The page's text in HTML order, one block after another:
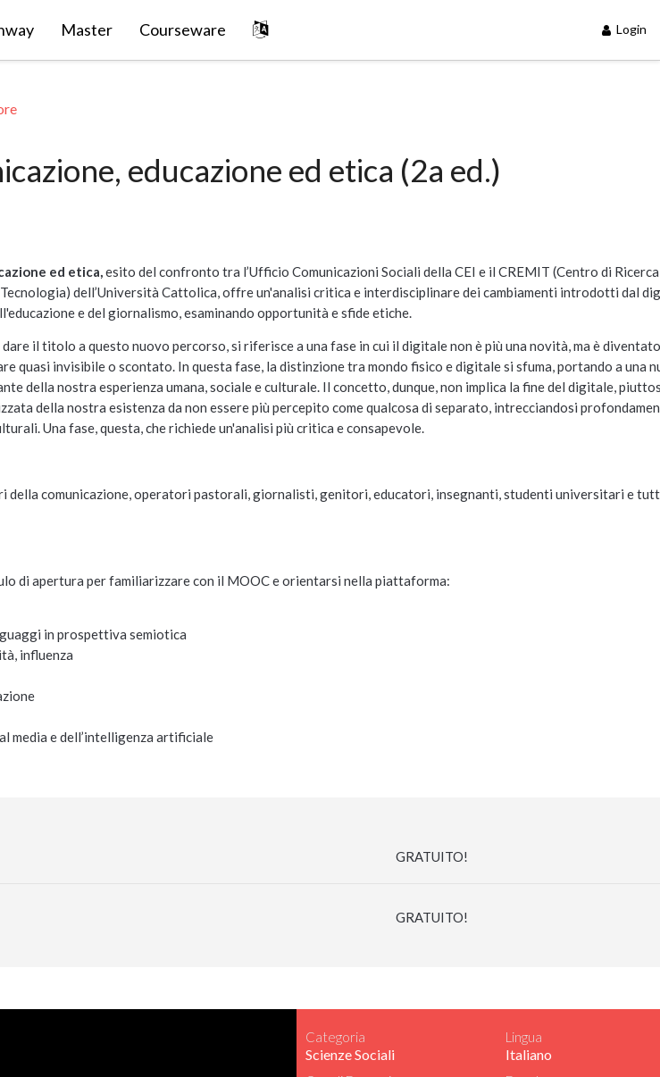
Master Courseware Login
educazione ed etica (2a ed.)
ed etica,esito del confronto tra l’Ufficio Comunicazioni Sociali della CEI e il CREMIT (Centro di Ricerca
dell’Università Cattolica, offre un'analisi critica e interdisciplinare dei cambiamenti introdotti dal
e del giornalismo, esaminando opportunità e sfide etiche.
il titolo a questo nuovo percorso, si riferisce a una fase in cui il digitale non è più una novità, ma è
quasi invisibile o scontato. In questa fase, la distinzione tra mondo fisico e digitale si sfuma, portando a una
della nostra esperienza umana, sociale e culturale. Il concetto, dunque, non implica la fine del digitale,
della nostra esistenza da non essere più percepito come qualcosa di separato, intrecciandosi
Una fase, questa, che richiede un'analisi più critica e consapevole.
della comunicazione, operatori pastorali, giornalisti, genitori, educatori, insegnanti, studenti universitari e
di apertura per familiarizzare con il MOOC e orientarsi nella piattaforma:
in prospettiva semiotica
à, influenza
media e dell’intelligenza artificiale
GRATUITO!
GRATUITO!
Categoria
Scienze Sociali
Lingua
Italiano